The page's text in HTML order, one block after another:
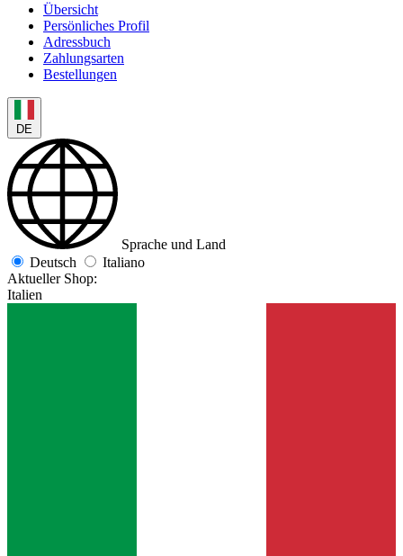
Übersicht
Persönliches Profil
Adressbuch
Zahlungsarten
Bestellungen
DE
Sprache und Land
Deutsch
Italiano
Aktueller Shop:
Italien